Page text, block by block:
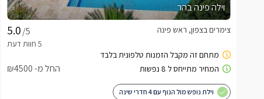
וילה פינה בהר
/5
צימרים בצפון, ראש פינה
החל מ- ₪4500
וילת נופש מול הנוף עם 4 חדרי שינה